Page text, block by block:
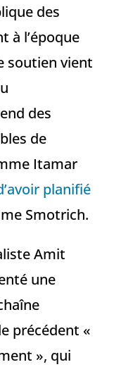
des
à l’époque
soutien vient
des
de
Itamar
planifié
Smotrich.
Amit
une
précédent «
», qui